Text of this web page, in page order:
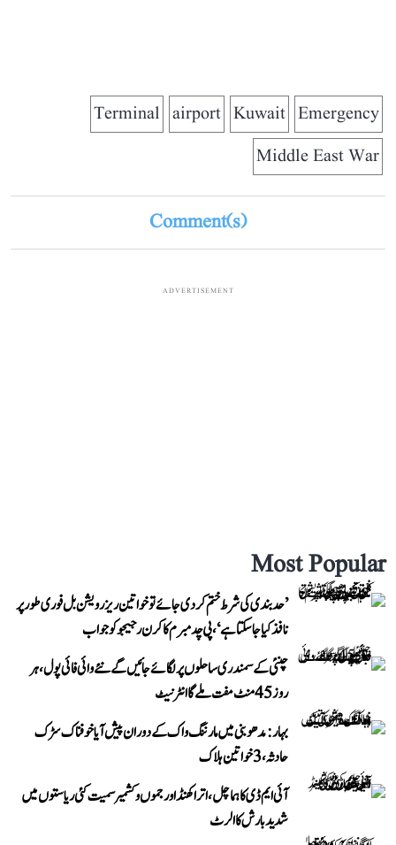
Emergency
Kuwait
airport
Terminal
Middle East War
Comment(s)
ADVERTISEMENT
Most Popular
’حد بندی کی شرط ختم کر دی جائے تو خواتین ریزرویشن بل فوری طور پر
نافذ کیا جا سکتا ہے‘، پی چدمبرم کا کرن رجیجو کو جواب
چنئی کے سمندری ساحلوں پر لگائے جائیں گے نئے وائی فائی پول، ہر
روز 45 منٹ مفت ملے گا انٹرنیٹ
بہار: مدھوبنی میں مارننگ واک کے دوران پیش آیا خوفناک سڑک
حادثہ، 3 خواتین ہلاک
آئی ایم ڈی کا ہماچل، اتراکھنڈ اور جموں و کشمیر سمیت کئی ریاستوں میں
شدید بارش کا الرٹ